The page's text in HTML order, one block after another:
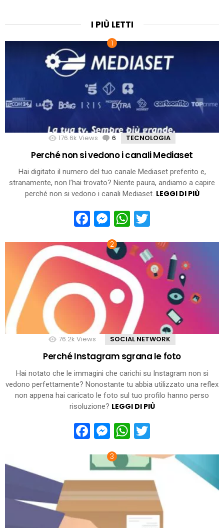
I PIÙ LETTI
176.6k Views 6 Comments
TECNOLOGIA
Perché non si vedono i canali Mediaset
Hai digitato il numero del tuo canale Mediaset preferito e,
stranamente, non l’hai trovato? Niente paura, andiamo a capire
perché non si vedono i canali Mediaset. LEGGI DI PIÙ
Facebook
Messenger
WhatsApp
76.2k Views SOCIAL NETWORK
Perché Instagram sgrana le foto
Hai notato che le immagini che carichi su Instagram non si
vedono perfettamente? Nonostante tu abbia utilizzato una reflex
non appena hai caricato le foto sul tuo profilo hanno perso
risoluzione? LEGGI DI PIÙ
Facebook
Messenger
WhatsApp